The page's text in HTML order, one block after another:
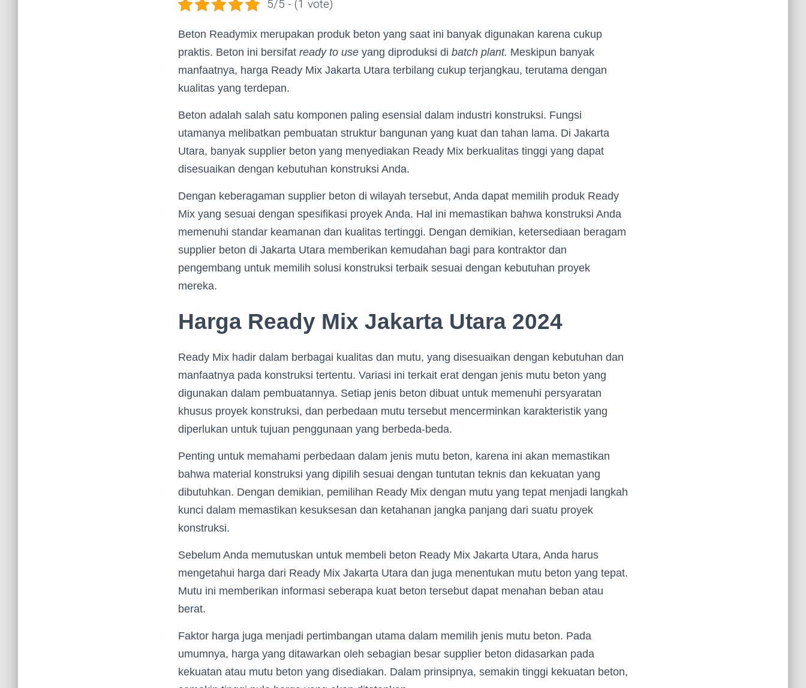
5/5 - (1 vote)
Beton Readymix merupakan produk beton yang saat ini banyak digunakan karena cukup
praktis. Beton ini bersifat ready to use yang diproduksi di batch plant. Meskipun banyak
manfaatnya, harga Ready Mix Jakarta Utara terbilang cukup terjangkau, terutama dengan
kualitas yang terdepan.
Beton adalah salah satu komponen paling esensial dalam industri konstruksi. Fungsi
utamanya melibatkan pembuatan struktur bangunan yang kuat dan tahan lama. Di Jakarta
Utara, banyak supplier beton yang menyediakan Ready Mix berkualitas tinggi yang dapat
disesuaikan dengan kebutuhan konstruksi Anda.
Dengan keberagaman supplier beton di wilayah tersebut, Anda dapat memilih produk Ready
Mix yang sesuai dengan spesifikasi proyek Anda. Hal ini memastikan bahwa konstruksi Anda
memenuhi standar keamanan dan kualitas tertinggi. Dengan demikian, ketersediaan beragam
supplier beton di Jakarta Utara memberikan kemudahan bagi para kontraktor dan
pengembang untuk memilih solusi konstruksi terbaik sesuai dengan kebutuhan proyek
mereka.
Harga Ready Mix Jakarta Utara 2024
Ready Mix hadir dalam berbagai kualitas dan mutu, yang disesuaikan dengan kebutuhan dan
manfaatnya pada konstruksi tertentu. Variasi ini terkait erat dengan jenis mutu beton yang
digunakan dalam pembuatannya. Setiap jenis beton dibuat untuk memenuhi persyaratan
khusus proyek konstruksi, dan perbedaan mutu tersebut mencerminkan karakteristik yang
diperlukan untuk tujuan penggunaan yang berbeda-beda.
Penting untuk memahami perbedaan dalam jenis mutu beton, karena ini akan memastikan
bahwa material konstruksi yang dipilih sesuai dengan tuntutan teknis dan kekuatan yang
dibutuhkan. Dengan demikian, pemilihan Ready Mix dengan mutu yang tepat menjadi langkah
kunci dalam memastikan kesuksesan dan ketahanan jangka panjang dari suatu proyek
konstruksi.
Sebelum Anda memutuskan untuk membeli beton Ready Mix Jakarta Utara, Anda harus
mengetahui harga dari Ready Mix Jakarta Utara dan juga menentukan mutu beton yang tepat.
Mutu ini memberikan informasi seberapa kuat beton tersebut dapat menahan beban atau
berat.
Faktor harga juga menjadi pertimbangan utama dalam memilih jenis mutu beton. Pada
umumnya, harga yang ditawarkan oleh sebagian besar supplier beton didasarkan pada
kekuatan atau mutu beton yang disediakan. Dalam prinsipnya, semakin tinggi kekuatan beton,